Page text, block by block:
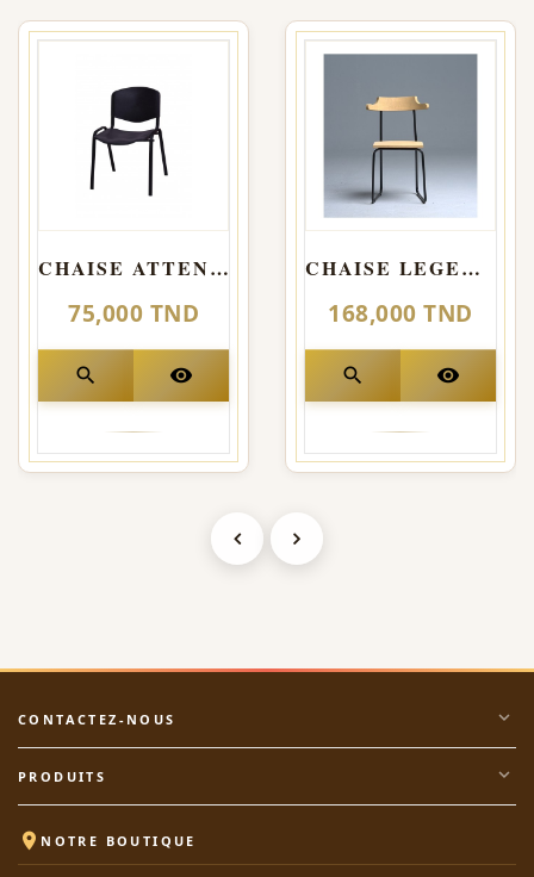
CHAISE ATTENTE SMART 1 PLACE - NOIR
75,000 TND
search visibility
CHAISE LEGENDS
168,000 TND
search visibility
CONTACTEZ-NOUS expand_more
PRODUITS expand_more
 NOTRE BOUTIQUE